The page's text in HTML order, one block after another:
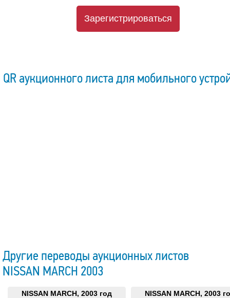
Зарегистрироваться
QR аукционного листа для мобильного
Другие переводы аукционных листов
NISSAN MARCH 2003
NISSAN MARCH, 2003 год NISSAN MARCH, 2003